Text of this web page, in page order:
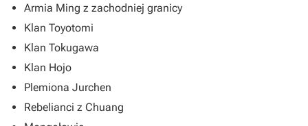
Armia Ming z zachodniej granicy
Klan Toyotomi
Klan Tokugawa
Klan Hojo
Plemiona Jurchen
Rebelianci z Chuang